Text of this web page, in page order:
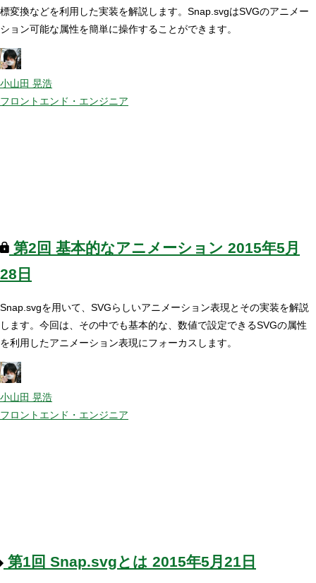
標変換などを利用した実装を解説します。Snap.svgはSVGのアニメー
ション可能な属性を簡単に操作することができます。
小山田 晃浩
フロントエンド・エンジニア
第2回 基本的なアニメーション 2015年5月
28日
Snap.svgを用いて、SVGらしいアニメーション表現とその実装を解説
します。今回は、その中でも基本的な、数値で設定できるSVGの属性
を利用したアニメーション表現にフォーカスします。
小山田 晃浩
フロントエンド・エンジニア
第1回 Snap.svgとは 2015年5月21日